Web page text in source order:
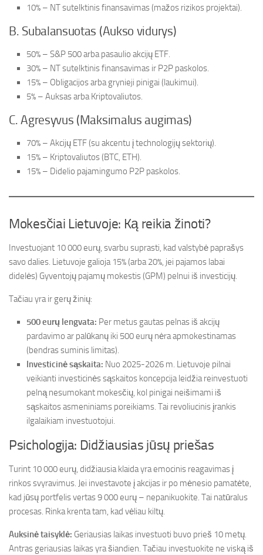
10% – NT sutelktinis finansavimas (mažos rizikos projektai).
B. Subalansuotas (Aukso vidurys)
50% – S&P 500 arba pasaulio akcijų ETF.
30% – NT sutelktinis finansavimas ir P2P paskolos.
15% – Obligacijos arba grynieji pinigai (laukimui).
5% – Auksas arba Kriptovaliutos.
C. Agresyvus (Maksimalus augimas)
70% – Akcijų ETF (su akcentu į technologijų sektorių).
15% – Kriptovaliutos (BTC, ETH).
15% – Didelio pajamingumo P2P paskolos.
Mokesčiai Lietuvoje: Ką reikia žinoti?
Investuojant 10 000 eurų, svarbu suprasti, kad valstybė paprašys
savo dalies. Lietuvoje galioja 15% (arba 20%, jei pajamos labai
didelės) Gyventojų pajamų mokestis (GPM) pelnui iš investicijų.
Tačiau yra ir gerų žinių:
500 eurų lengvata: Per metus gautas pelnas iš akcijų
pardavimo ar palūkanų iki 500 eurų nėra apmokestinamas
(bendras suminis limitas).
Investicinė sąskaita: Nuo 2025-2026 m. Lietuvoje pilnai
veikianti investicinės sąskaitos koncepcija leidžia reinvestuoti
pelną nesumokant mokesčių, kol pinigai neišimami iš
sąskaitos asmeniniams poreikiams. Tai revoliucinis įrankis
ilgalaikiam investuotojui.
Psichologija: Didžiausias jūsų priešas
Turint 10 000 eurų, didžiausia klaida yra emocinis reagavimas į
rinkos svyravimus. Jei investavote į akcijas ir po mėnesio pamatėte,
kad jūsų portfelis vertas 9 000 eurų – nepanikuokite. Tai natūralus
procesas. Rinka krenta tam, kad vėliau kiltų.
Auksinė taisyklė: Geriausias laikas investuoti buvo prieš 10 metų.
Antras geriausias laikas yra šiandien. Tačiau investuokite ne viską iš